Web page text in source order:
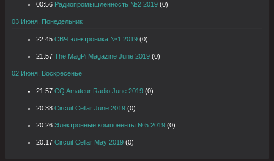
00:56 Радиопромышленность №2 2019 (0)
03 Июня, Понедельник
22:45 СВЧ электроника №1 2019 (0)
21:57 The MagPi Magazine June 2019 (0)
02 Июня, Воскресенье
21:57 CQ Amateur Radio June 2019 (0)
20:38 Circuit Cellar June 2019 (0)
20:26 Электронные компоненты №5 2019 (0)
20:17 Circuit Cellar May 2019 (0)